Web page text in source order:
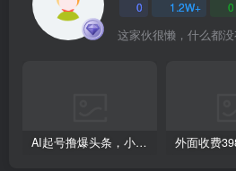
0 1.2W+ 0
这家伙很懒，什么都
AI起号撸爆头条，小白也能操作，日入2000+